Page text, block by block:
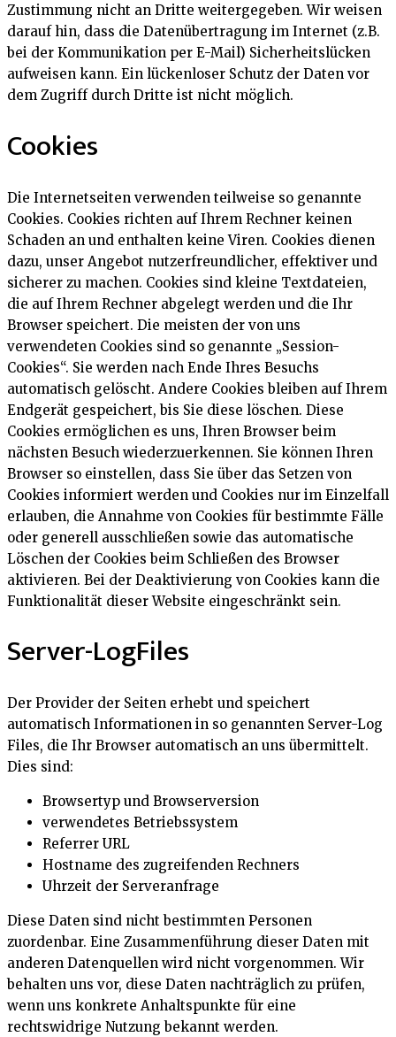
Zustimmung nicht an Dritte weitergegeben. Wir weisen
darauf hin, dass die Datenübertragung im Internet (z.B.
bei der Kommunikation per E-Mail) Sicherheitslücken
aufweisen kann. Ein lückenloser Schutz der Daten vor
dem Zugriff durch Dritte ist nicht möglich.
Cookies
Die Internetseiten verwenden teilweise so genannte
Cookies. Cookies richten auf Ihrem Rechner keinen
Schaden an und enthalten keine Viren. Cookies dienen
dazu, unser Angebot nutzerfreundlicher, effektiver und
sicherer zu machen. Cookies sind kleine Textdateien,
die auf Ihrem Rechner abgelegt werden und die Ihr
Browser speichert. Die meisten der von uns
verwendeten Cookies sind so genannte „Session-
Cookies“. Sie werden nach Ende Ihres Besuchs
automatisch gelöscht. Andere Cookies bleiben auf Ihrem
Endgerät gespeichert, bis Sie diese löschen. Diese
Cookies ermöglichen es uns, Ihren Browser beim
nächsten Besuch wiederzuerkennen. Sie können Ihren
Browser so einstellen, dass Sie über das Setzen von
Cookies informiert werden und Cookies nur im Einzelfall
erlauben, die Annahme von Cookies für bestimmte Fälle
oder generell ausschließen sowie das automatische
Löschen der Cookies beim Schließen des Browser
aktivieren. Bei der Deaktivierung von Cookies kann die
Funktionalität dieser Website eingeschränkt sein.
Server-LogFiles
Der Provider der Seiten erhebt und speichert
automatisch Informationen in so genannten Server-Log
Files, die Ihr Browser automatisch an uns übermittelt.
Dies sind:
Browsertyp und Browserversion
verwendetes Betriebssystem
Referrer URL
Hostname des zugreifenden Rechners
Uhrzeit der Serveranfrage
Diese Daten sind nicht bestimmten Personen
zuordenbar. Eine Zusammenführung dieser Daten mit
anderen Datenquellen wird nicht vorgenommen. Wir
behalten uns vor, diese Daten nachträglich zu prüfen,
wenn uns konkrete Anhaltspunkte für eine
rechtswidrige Nutzung bekannt werden.